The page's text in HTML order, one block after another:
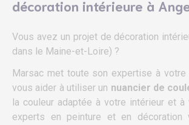
décoration intérieure à
Vous avez un projet de décoration
dans le Maine-et-Loire) ?
Marsac met toute son expertise à
vous aider à utiliser un nuancier de
la couleur adaptée à votre intérieur et
experts en peinture et en décoration